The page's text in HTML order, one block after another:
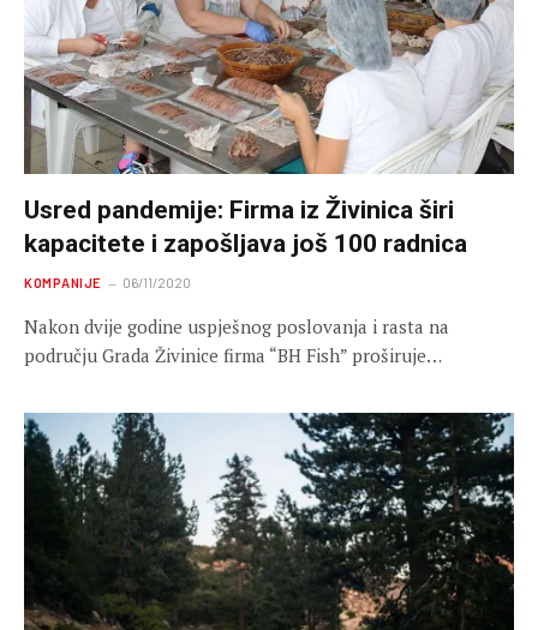
Usred pandemije: Firma iz Živinica širi
kapacitete i zapošljava još 100 radnica
KOMPANIJE 06/11/2020
Nakon dvije godine uspješnog poslovanja i rasta na
području Grada Živinice firma “BH Fish” proširuje…